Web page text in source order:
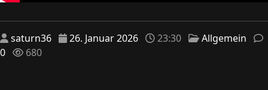
saturn36 26. Januar 2026 23:30
Allgemein
0
680